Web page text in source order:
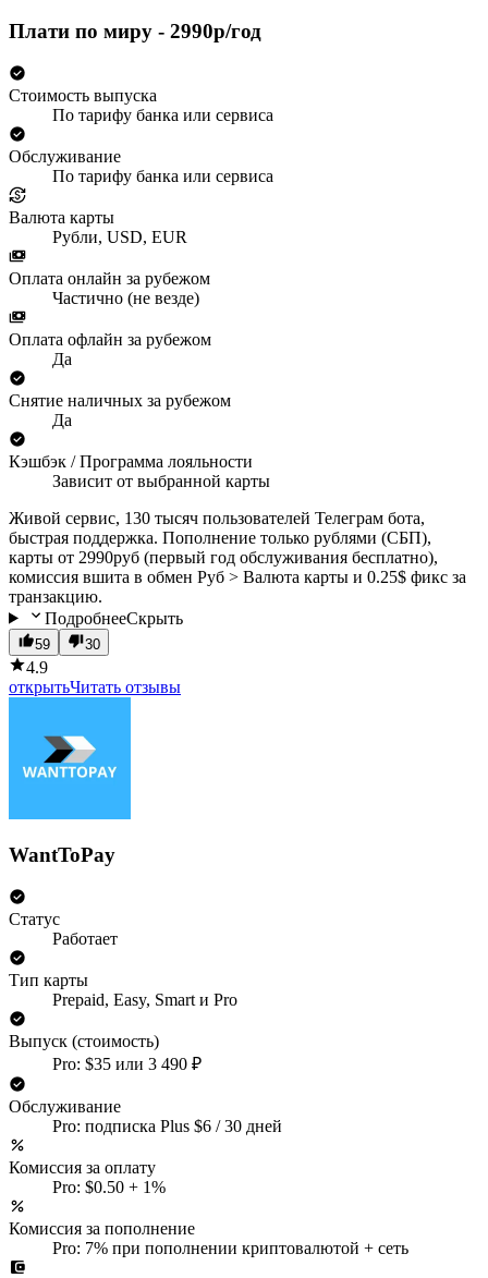
Плати по миру - 2990р/год
Стоимость выпуска
По тарифу банка или сервиса
Обслуживание
По тарифу банка или сервиса
Валюта карты
Рубли, USD, EUR
Оплата онлайн за рубежом
Частично (не везде)
Оплата офлайн за рубежом
Да
Снятие наличных за рубежом
Да
Кэшбэк / Программа лояльности
Зависит от выбранной карты
Живой сервис, 130 тысяч пользователей Телеграм бота,
быстрая поддержка. Пополнение только рублями (СБП),
карты от 2990руб (первый год обслуживания бесплатно),
комиссия вшита в обмен Руб > Валюта карты и 0.25$ фикс за
транзакцию.
ПодробнееСкрыть
59 30
4.9
открытьЧитать отзывы
WantToPay
Статус
Работает
Тип карты
Prepaid, Easy, Smart и Pro
Выпуск (стоимость)
Pro: $35 или 3 490 ₽
Обслуживание
Pro: подписка Plus $6 / 30 дней
Комиссия за оплату
Pro: $0.50 + 1%
Комиссия за пополнение
Pro: 7% при пополнении криптовалютой + сеть